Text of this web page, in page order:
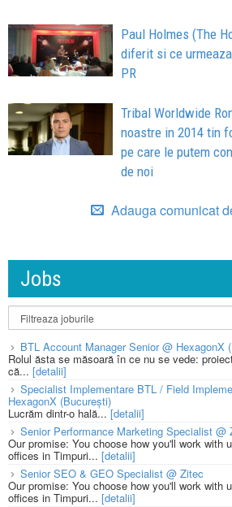
Paul Holmes (The
diferit si ce
PR
Tribal Worldwide
noastre in 2014 tin
pe care le putem
de noi
Adauga comunicat
Jobs
BTL Account Manager Senior @ HexagonX
Rolul ăsta se măsoară în ce nu se vede:
că... [detalii]
Specialist Implementare BTL / Field
HexagonX (București)
Lucrăm dintr-o hală...[detalii]
Senior Performance Marketing Specialist @
Our promise: You choose how you'll work with
offices in Timpuri... [detalii]
Senior SEO & GEO Specialist @ Zitec
Our promise: You choose how you'll work with
offices in Timpuri... [detalii]